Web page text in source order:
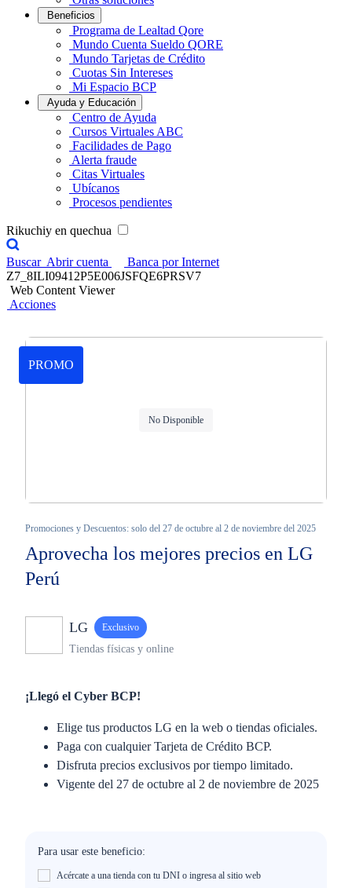
Beneficios
Programa de Lealtad Qore
Mundo Cuenta Sueldo QORE
Mundo Tarjetas de Crédito
Cuotas Sin Intereses
Mi Espacio BCP
Ayuda y Educación
Centro de Ayuda
Cursos Virtuales ABC
Facilidades de Pago
Alerta fraude
Citas Virtuales
Ubícanos
Procesos pendientes
Rikuchiy en quechua
Buscar Abrir cuenta
Banca por Internet
Z7_8ILI09412P5E006JSFQE6PRSV7
Web Content Viewer
Acciones
PROMO
No Disponible
Promociones y Descuentos: solo del 27 de octubre al 2 de noviembre del 2025
Aprovecha los mejores precios en LG
Perú
LG Exclusivo
Tiendas físicas y online
¡Llegó el Cyber BCP!
Elige tus productos LG en la web o tiendas oficiales.
Paga con cualquier Tarjeta de Crédito BCP.
Disfruta precios exclusivos por tiempo limitado.
Vigente del 27 de octubre al 2 de noviembre de 2025
Para usar este beneficio:
Acércate a una tienda con tu DNI o ingresa al sitio web